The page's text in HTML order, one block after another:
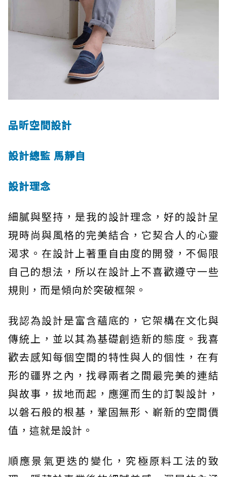
品昕空間設計
設計總監 馬靜自
設計理念
細膩與堅持，是我的設計理念，好的設計呈
現時尚與風格的完美結合，它契合人的心靈
渴求。在設計上著重自由度的開發，不侷限
自己的想法，所以在設計上不喜歡遵守一些
規則，而是傾向於突破框架。
我認為設計是富含蘊底的，它架構在文化與
傳統上，並以其為基礎創造新的態度。我喜
歡去感知每個空間的特性與人的個性，在有
形的疆界之內，找尋兩者之間最完美的連結
與故事，拔地而起，應運而生的訂製設計，
以磐石般的根基，鞏固無形、嶄新的空間價
值，這就是設計。
順應景氣更迭的變化，究極原料工法的致